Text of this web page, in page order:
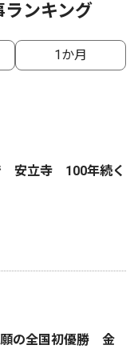
ンキング
1か月
安立寺 100年続く
の全国初優勝 金